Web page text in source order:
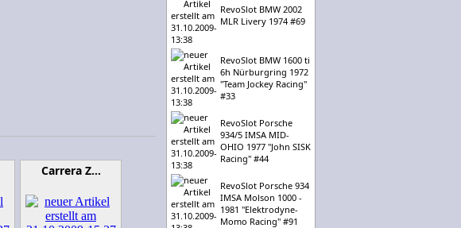
Carrera Z…
RevoSlot BMW 2002
MLR Livery 1974 #69
RevoSlot BMW 1600 ti
6h Nürburgring 1972
"Team Jockey Racing"
#33
RevoSlot Porsche
934/5 IMSA MID-
OHIO 1977 "John SISK
Racing" #44
RevoSlot Porsche 934
IMSA Molson 1000 -
1981 "Elektrodyne-
Momo Racing" #91